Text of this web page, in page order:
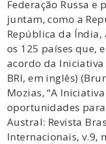
Federação Russa e
juntam, como a
República da Índia,
os 125 países que,
acordo da Iniciativa
BRI, em inglês)
Mozias, “A
oportunidades para
Austral: Revista
Internacionais, v.9,